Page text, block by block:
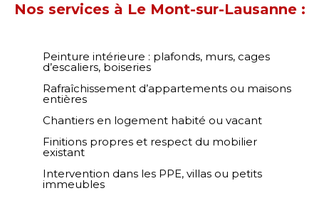
Nos services à Le Mont-sur-Lausanne :
Peinture intérieure : plafonds, murs, cages
d’escaliers, boiseries
Rafraîchissement d’appartements ou maisons
entières
Chantiers en logement habité ou vacant
Finitions propres et respect du mobilier
existant
Intervention dans les PPE, villas ou petits
immeubles